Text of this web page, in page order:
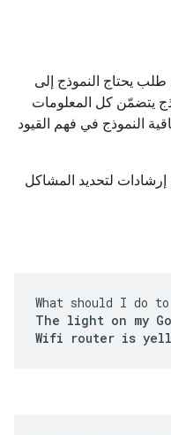
يحتاج النموذج إلى
يتضمّن كل المعلومات
النموذج في فهم القيود
إرشادات لتحديد المشاكل
What should I do
The light on my
Wifi router is